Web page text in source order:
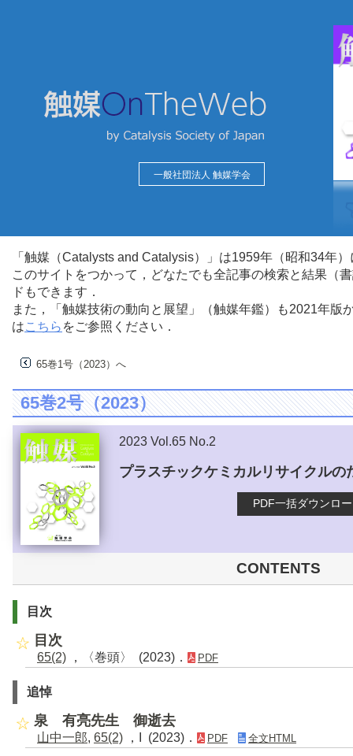
一般社団法人 触媒学会
「触媒（Catalysts and Catalysis）」は1959年（昭和34年
このサイトをつかって，どなたでも全記事の検索と結果（
ドもできます．
また，「触媒技術の動向と展望」（触媒年鑑）も2021年
はこちら をご参照ください．
65巻1号（2023）へ
65巻2号（2023）
2023 Vol.65 No.2
プラスチックケミカルリサイクルの
PDF一括ダウンロ
CONTENTS
目次
目次
65(2) ，〈巻頭〉 (2023)． PDF
追悼
泉 有亮先生 御逝去
山中一郎, 65(2) ，I (2023)． PDF 全文HTML